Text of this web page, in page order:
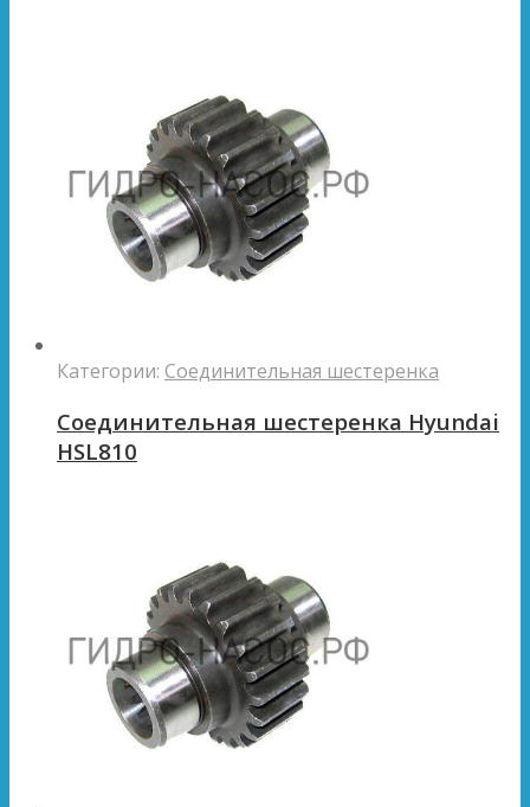
Категории: Соединительная шестеренка
Соединительная шестеренка Hyundai
HSL810